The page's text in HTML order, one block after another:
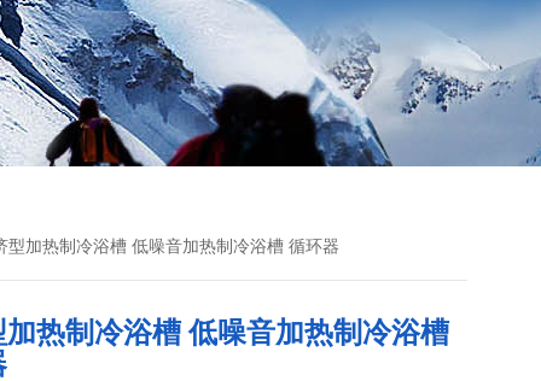
型加热制冷浴槽 低噪音加热制冷浴槽 循环器
加热制冷浴槽 低噪音加热制冷浴槽